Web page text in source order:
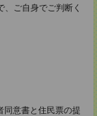
、ご自身でご判断く
意書と住民票の提